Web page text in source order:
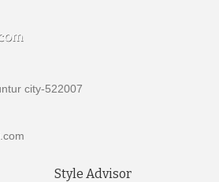
city-522007
Style Advisor